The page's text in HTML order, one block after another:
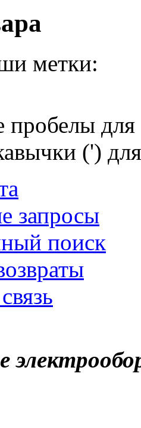
метки:
пробелы
(')
запросы
поиск